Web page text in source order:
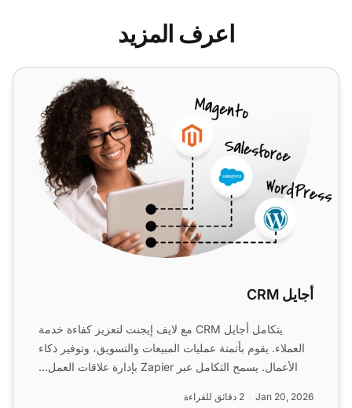
اعرف المزيد
أجايل CRM
أجايل CRM
يتكامل أجايل CRM مع لايف إيجنت لتعزيز كفاءة خدمة
العملاء. يقوم بأتمتة عمليات المبيعات والتسويق، وتوفير ذكاء
الأعمال. يسمح التكامل عبر Zapier بإدارة علاقات العمل...
Jan 20, 2026 2 دقائق للقراءة